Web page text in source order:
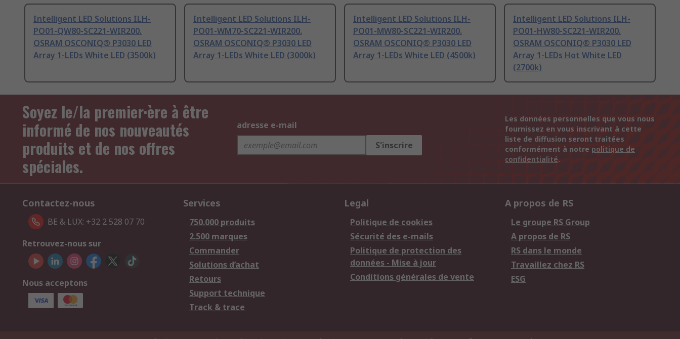
Intelligent LED Solutions ILH-
PO01-QW80-SC221-WIR200.
OSRAM OSCONIQ® P3030 LED
Array 1-LEDs White LED (3500k)
Intelligent LED Solutions ILH-
PO01-WM70-SC221-WIR200.
OSRAM OSCONIQ® P3030 LED
Array 1-LEDs White LED (3000k)
Intelligent LED Solutions ILH-
PO01-MW80-SC221-WIR200.
OSRAM OSCONIQ® P3030 LED
Array 1-LEDs White LED (4500k)
Intelligent LED Solutions ILH-
PO01-HW80-SC221-WIR200.
OSRAM OSCONIQ® P3030 LED
Array 1-LEDs Hot White LED
(2700k)
Soyez le/la premier·ère à être
informé de nos nouveautés
produits et de nos offres
spéciales.
adresse e-mail
S'inscrire
Les données personnelles que vous nous
fournissez en vous inscrivant à cette
liste de diffusion seront traitées
conformément à notre politique de
confidentialité.
Contactez-nous
BE & LUX: +32 2 528 07 70
Retrouvez-nous sur
Nous acceptons
Services
750.000 produits
2.500 marques
Commander
Solutions d’achat
Retours
Support technique
Track & trace
Legal
Politique de cookies
Sécurité des e-mails
Politique de protection des
données - Mise à jour
Conditions générales de vente
A propos de RS
Le groupe RS Group
A propos de RS
RS dans le monde
Travaillez chez RS
ESG